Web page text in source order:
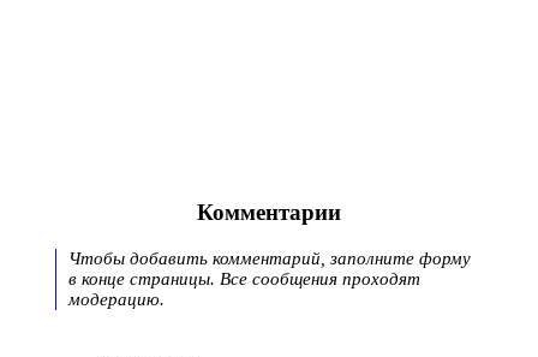
Комментарии
Чтобы добавить комментарий, заполните форму
в конце страницы. Все сообщения проходят
модерацию.